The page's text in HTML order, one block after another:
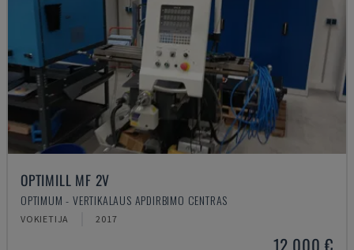
OPTIMILL MF 2V
OPTIMUM - VERTIKALAUS APDIRBIMO CENTRAS
VOKIETIJA 2017
12.000 €